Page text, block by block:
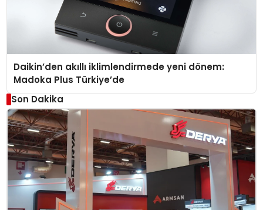
Daikin’den akıllı iklimlendirmede yeni dönem:
Madoka Plus Türkiye’de
Son Dakika